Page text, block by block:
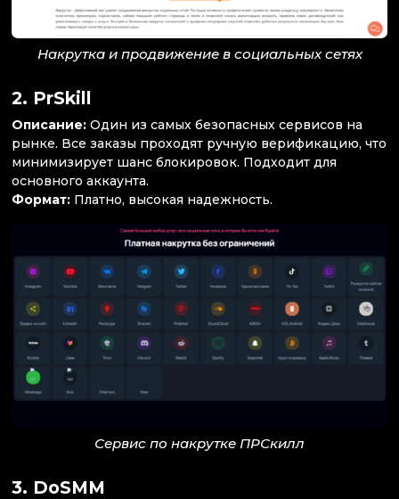
Накрутка и продвижение в социальных сетях
2. PrSkill
Описание: Один из самых безопасных сервисов на
рынке. Все заказы проходят ручную верификацию, что
минимизирует шанс блокировок. Подходит для
основного аккаунта.
Формат: Платно, высокая надежность.
Сервис по накрутке ПРСкилл
3. DoSMM